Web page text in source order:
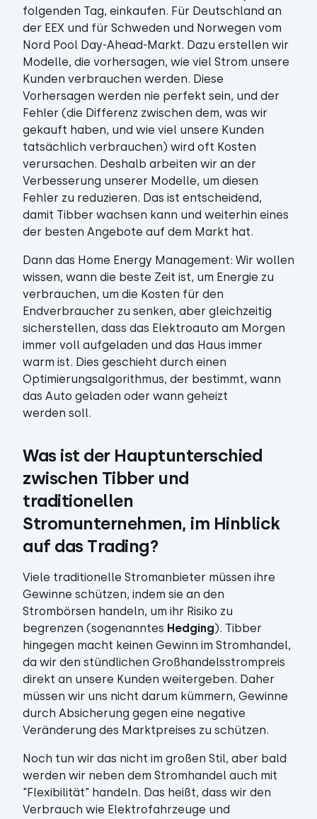
folgenden Tag, einkaufen. Für Deutschland an
der EEX und für Schweden und Norwegen vom
Nord Pool Day-Ahead-Markt. Dazu erstellen wir
Modelle, die vorhersagen, wie viel Strom unsere
Kunden verbrauchen werden. Diese
Vorhersagen werden nie perfekt sein, und der
Fehler (die Differenz zwischen dem, was wir
gekauft haben, und wie viel unsere Kunden
tatsächlich verbrauchen) wird oft Kosten
verursachen. Deshalb arbeiten wir an der
Verbesserung unserer Modelle, um diesen
Fehler zu reduzieren. Das ist entscheidend,
damit Tibber wachsen kann und weiterhin eines
der besten Angebote auf dem Markt hat.
Dann das Home Energy Management: Wir wollen
wissen, wann die beste Zeit ist, um Energie zu
verbrauchen, um die Kosten für den
Endverbraucher zu senken, aber gleichzeitig
sicherstellen, dass das Elektroauto am Morgen
immer voll aufgeladen und das Haus immer
warm ist. Dies geschieht durch einen
Optimierungsalgorithmus, der bestimmt, wann
das Auto geladen oder wann geheizt
werden soll.
Was ist der Hauptunterschied
zwischen Tibber und
traditionellen
Stromunternehmen, im Hinblick
auf das Trading?
Viele traditionelle Stromanbieter müssen ihre
Gewinne schützen, indem sie an den
Strombörsen handeln, um ihr Risiko zu
begrenzen (sogenanntes Hedging). Tibber
hingegen macht keinen Gewinn im Stromhandel,
da wir den stündlichen Großhandelsstrompreis
direkt an unsere Kunden weitergeben. Daher
müssen wir uns nicht darum kümmern, Gewinne
durch Absicherung gegen eine negative
Veränderung des Marktpreises zu schützen.
Noch tun wir das nicht im großen Stil, aber bald
werden wir neben dem Stromhandel auch mit
"Flexibilität" handeln. Das heißt, dass wir den
Verbrauch wie Elektrofahrzeuge und